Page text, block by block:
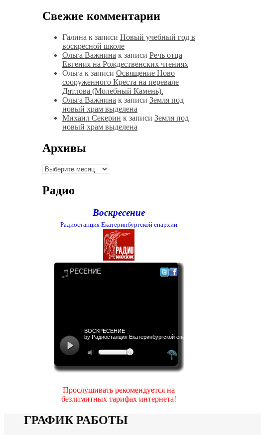
Свежие комментарии
Галина к записи Новый учебный год в
воскресной школе
Ольга Важнина к записи Речь отца
Евгения на Рождественских чтениях
Ольга к записи Освящение Ново
сооруженного Креста на перевале
Дятлова (Молебный Камень).
Ольга Важнина к записи Земля под
новый храм выделена
Михаил Секерин к записи Земля под
новый храм выделена
Архивы
Архивы
Радио
Воскресение
Радиостанция Екатеринбургской епархии
Прослушивать рекомендуется на
безлимитных тарифах интернета!
ГРАФИК РАБОТЫ